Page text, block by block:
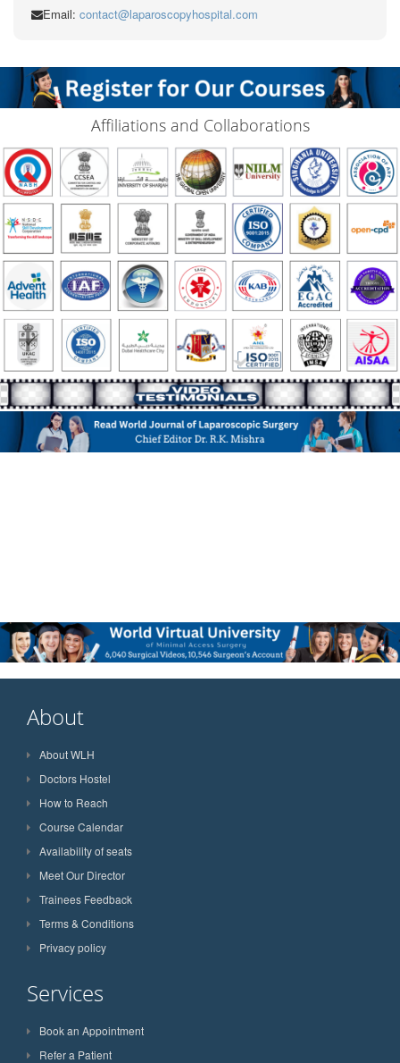
Email: contact@laparoscopyhospital.com
Affiliations and Collaborations
About
About WLH
Doctors Hostel
How to Reach
Course Calendar
Availability of seats
Meet Our Director
Trainees Feedback
Terms & Conditions
Privacy policy
Services
Book an Appointment
Refer a Patient